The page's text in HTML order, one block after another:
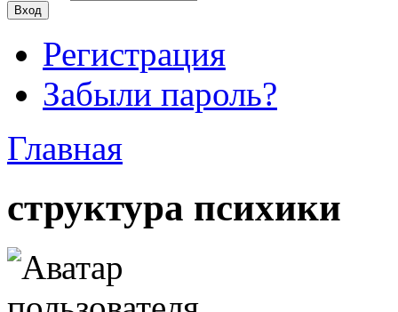
Регистрация
Забыли пароль?
Главная
структура психики